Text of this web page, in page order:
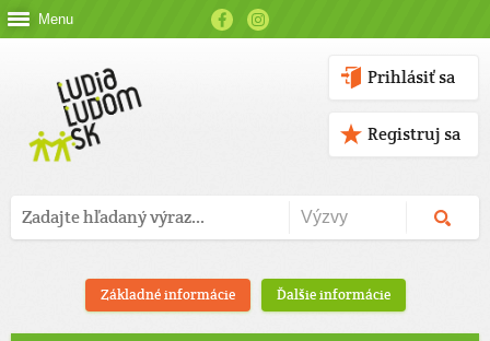
Menu
Prihlásiť sa
Registruj sa
Základné informácie Ďalšie informácie